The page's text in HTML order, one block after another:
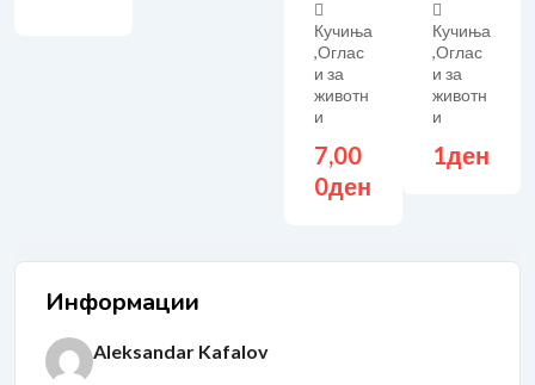
Кучиња
,Оглас
и за
животн
и
7,00
0ден
Кучиња
,Оглас
и за
животн
и
1ден
Информации
Aleksandar Kafalov